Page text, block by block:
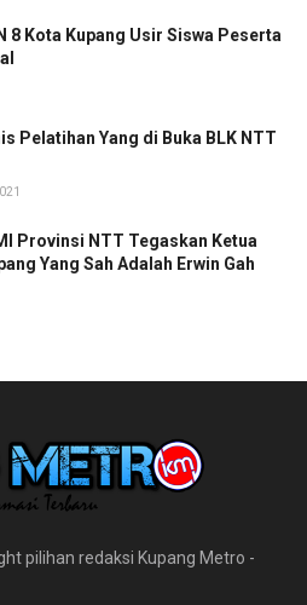
8 Kota Kupang Usir Siswa Peserta
Pelatihan Yang di Buka BLK NTT
Provinsi NTT Tegaskan Ketua
Yang Sah Adalah Erwin Gah
pilihan redaksi Kupang Metro -